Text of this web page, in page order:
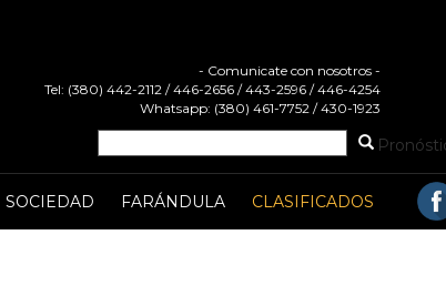
- Comunicate con nosotros -
Tel: (380) 442-2112 / 446-2656 / 443-2596 / 446-4254
Whatsapp: (380) 461-7752 / 430-1923
SOCIEDAD FARÁNDULA CLASIFICADOS